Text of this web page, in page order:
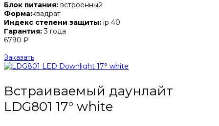
Блок питания: встроенный
Форма:квадрат
Индекс степени защиты: ip 40
Гарантия:3 года
6790 ₽
Заказать
Встраиваемый даунлайт
LDG801 17° white